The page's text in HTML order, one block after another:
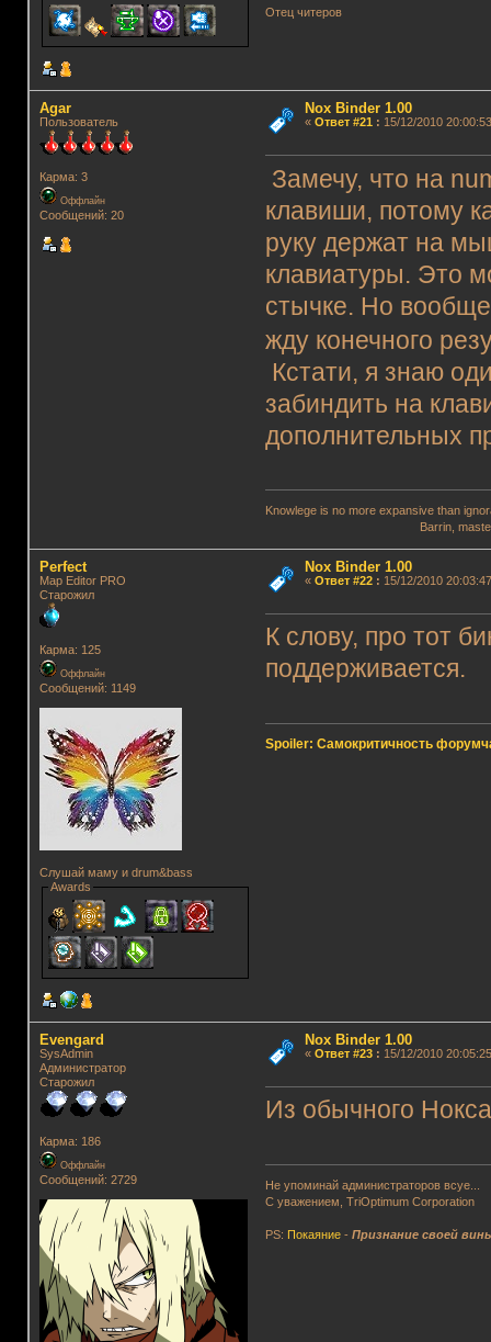
Отец читеров
Agar
Пользователь
Карма: 3
Оффлайн
Сообщений: 20
Nox Binder 1.00
« Ответ #21 : 15/12/2010
Замечу, что на
клавиши, потому
руку держат на
клавиатуры. Это
стычке. Но
жду конечного
Кстати, я знаю
забиндить на
дополнительных
Knowlege is no more expansive than
Barrin, master
Perfect
Map Editor PRO
Старожил
Карма: 125
Оффлайн
Сообщений: 1149
Слушай маму и drum&bass
Awards
Nox Binder 1.00
« Ответ #22: 15/12/2010
К слову, про тот
поддерживается.
Spoiler: Самокритичность
Evengard
SysAdmin
Администратор
Старожил
Карма: 186
Оффлайн
Сообщений: 2729
Nox Binder 1.00
« Ответ #23: 15/12/2010
Из обычного
Не упоминай администраторов всуе...
С уважением, TriOptimum Corporation
PS: Покаяние -Признание своей